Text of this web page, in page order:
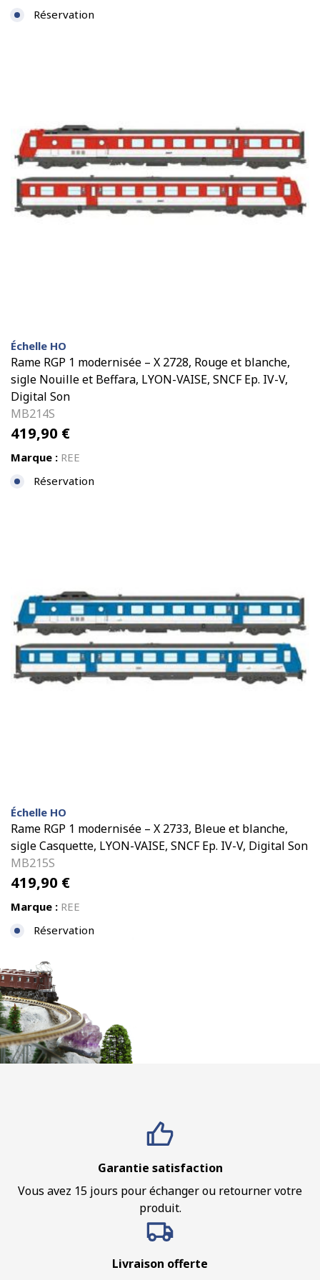
Réservation
Échelle HO
Rame RGP 1 modernisée – X 2728, Rouge et blanche,
sigle Nouille et Beffara, LYON-VAISE, SNCF Ep. IV-V,
Digital Son
MB214S
419,90 €
Marque : REE
Réservation
Échelle HO
Rame RGP 1 modernisée – X 2733, Bleue et blanche,
sigle Casquette, LYON-VAISE, SNCF Ep. IV-V, Digital Son
MB215S
419,90 €
Marque : REE
Réservation
Garantie satisfaction
Vous avez 15 jours pour échanger ou retourner votre
produit.
Livraison offerte